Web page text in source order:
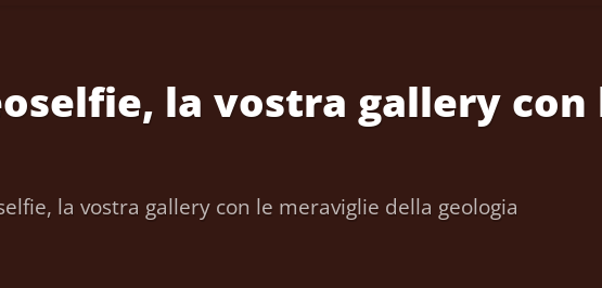
la vostra gallery
la vostra gallery con le meraviglie della geologia